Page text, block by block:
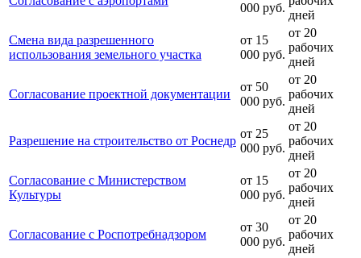
000 руб.
дней
Смена вида разрешенного
использования земельного участка
от 15
000 руб.
от 20
рабочих
дней
Согласование проектной документации
от 50
000 руб.
от 20
рабочих
дней
Разрешение на строительство от Роснедр
от 25
000 руб.
от 20
рабочих
дней
Согласование с Министерством
Культуры
от 15
000 руб.
от 20
рабочих
дней
Согласование с Роспотребнадзором
от 30
000 руб.
от 20
рабочих
дней